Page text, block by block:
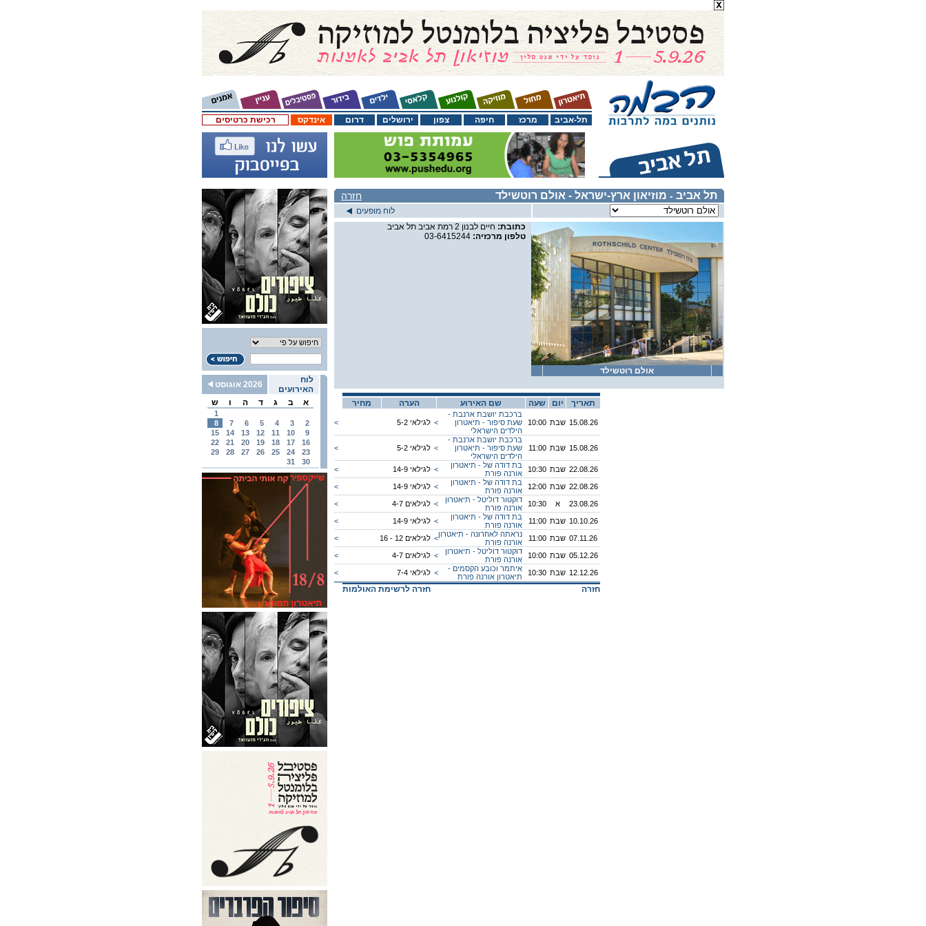
רכישת כרטיסים אינדקס דרום ירושלים צפון חיפה מרכז תל-אביב
לוח
האירועים
2026 אוגוסט
א
ב ג ד ה ו ש
1
2
3
4
5
6
7
8
9
10
11
12
13
14
15
16
17
18
19
20
21
22
23
24
25
26
27
28
29
30
31
חזרה תל אביב - מוזיאון ארץ-ישראל - אולם רוטשילד
לוח מופעים
כתובת: חיים לבנון 2 רמת אביב תל אביב
טלפון מרכזיה: 03-6415244
אולם רוטשילד
מחיר הערה שם האירוע שעה יום תאריך
< לגילאי 5-2 <
ברכבת יושבת ארנבת -
שעת סיפור - תיאטרון
הילדים הישראלי
10:00 שבת 15.08.26
< לגילאי 5-2 <
ברכבת יושבת ארנבת -
שעת סיפור - תיאטרון
הילדים הישראלי
11:00 שבת 15.08.26
< לגילאי 14-9 <
בת דודה של - תיאטרון
אורנה פורת
10:30 שבת 22.08.26
< לגילאי 14-9 <
בת דודה של - תיאטרון
אורנה פורת
12:00 שבת 22.08.26
< לגילאים 4-7 <
דוקטור דוליטל - תיאטרון
אורנה פורת
10:30 א 23.08.26
< לגילאי 14-9 <
בת דודה של - תיאטרון
אורנה פורת
11:00 שבת 10.10.26
< לגילאים 12 - 16 <נראתה לאחרונה - תיאטרון
אורנה פורת
11:00 שבת 07.11.26
< לגילאים 4-7 <
דוקטור דוליטל - תיאטרון
אורנה פורת
10:00 שבת 05.12.26
< לגילאי 7-4 <
איתמר וכובע הקסמים -
תיאטרון אורנה פורת
10:30 שבת 12.12.26
חזרה חזרה לרשימת האולמות